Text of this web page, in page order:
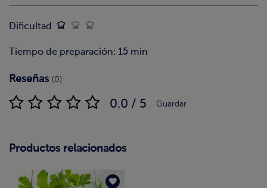
Dificultad
Tiempo de preparación: 15 min
Reseñas (0)
0.0 / 5 Guardar
Productos relacionados